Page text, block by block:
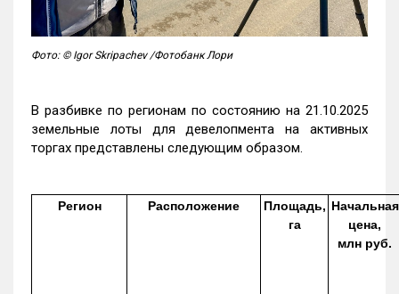
Фото: © Igor Skripachev /Фотобанк Лори
В разбивке по регионам по состоянию на 21.10.2025
земельные лоты для девелопмента на активных
торгах представлены следующим образом.
Регион Расположение
Площадь,
га
Начальная
цена,
млн руб.